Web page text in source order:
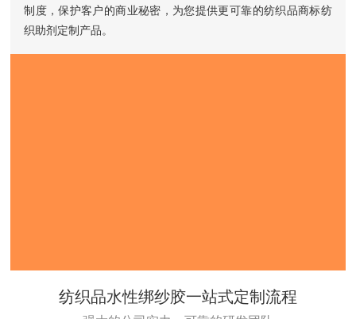
制度，保护客户的商业秘密，为您提供更可靠的纺织品商标纺
织助剂定制产品。
纺织品水性绑纱胶一站式定制流程